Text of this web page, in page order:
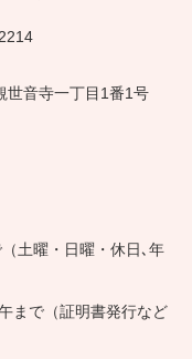
世音寺一丁目1番1号
土曜・日曜・休日､年
まで（証明書発行など